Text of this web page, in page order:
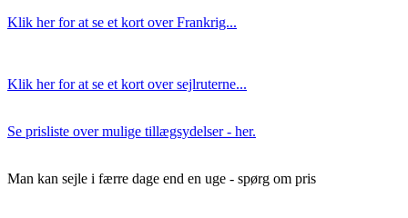
Klik her for at se et kort over Frankrig...
Klik her for at se et kort over sejlruterne...
Se prisliste over mulige tillægsydelser - her.
Man kan sejle i færre dage end en uge - spørg om pris